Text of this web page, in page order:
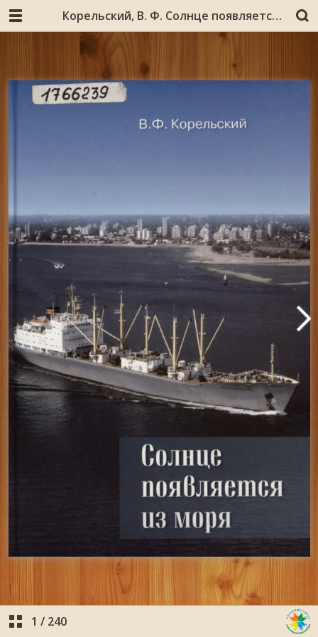
Корельский, В. Ф. Солнце появляется из моря : документально-художественная повесть : [18+] / В. Ф. Корельский. - 2-е изд. - Москва : [б. и.] ; Архангельск : МГТУ, 2016. - 230 с. : ил., портр.
1 / 240